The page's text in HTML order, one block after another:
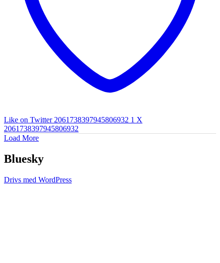
Like on Twitter 2061738397945806932 1 X
2061738397945806932
Load More
Bluesky
Drivs med WordPress